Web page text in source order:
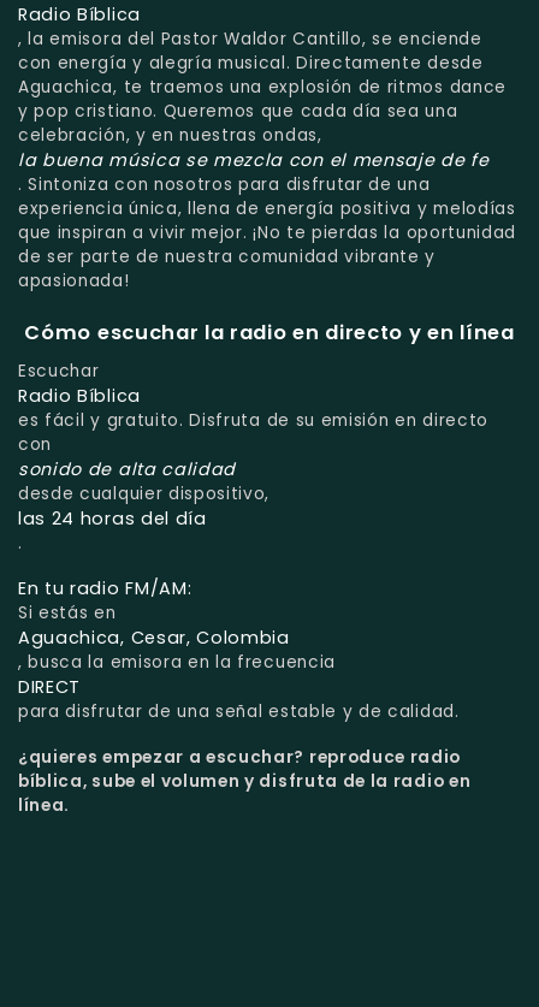
Radio Bíblica
, la emisora del Pastor Waldor Cantillo, se enciende
con energía y alegría musical. Directamente desde
Aguachica, te traemos una explosión de ritmos dance
y pop cristiano. Queremos que cada día sea una
celebración, y en nuestras ondas,
la buena música se mezcla con el mensaje de fe
. Sintoniza con nosotros para disfrutar de una
experiencia única, llena de energía positiva y melodías
que inspiran a vivir mejor. ¡No te pierdas la oportunidad
de ser parte de nuestra comunidad vibrante y
apasionada!
Cómo escuchar la radio en directo y en línea
Escuchar
Radio Bíblica
es fácil y gratuito. Disfruta de su emisión en directo
con
sonido de alta calidad
desde cualquier dispositivo,
las 24 horas del día
.
En tu radio FM/AM:
Si estás en
Aguachica, Cesar, Colombia
, busca la emisora en la frecuencia
DIRECT
para disfrutar de una señal estable y de calidad.
¿quieres empezar a escuchar? reproduce radio
bíblica, sube el volumen y disfruta de la radio en
línea.